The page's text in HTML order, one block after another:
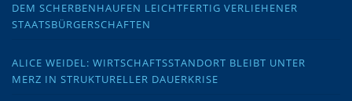
DEM SCHERBENHAUFEN LEICHTFERTIG VERLIEHENER
STAATSBÜRGERSCHAFTEN
ALICE WEIDEL: WIRTSCHAFTSSTANDORT BLEIBT UNTER
MERZ IN STRUKTURELLER DAUERKRISE